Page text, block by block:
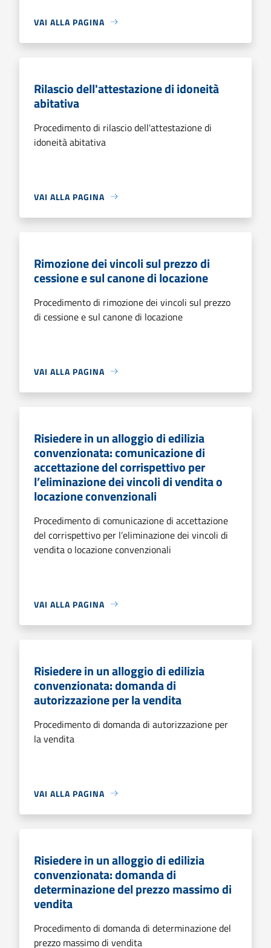
VAI ALLA PAGINA
Rilascio dell'attestazione di idoneità
abitativa
Procedimento di rilascio dell'attestazione di
idoneità abitativa
VAI ALLA PAGINA
Rimozione dei vincoli sul prezzo di
cessione e sul canone di locazione
Procedimento di rimozione dei vincoli sul prezzo
di cessione e sul canone di locazione
VAI ALLA PAGINA
Risiedere in un alloggio di edilizia
convenzionata: comunicazione di
accettazione del corrispettivo per
l’eliminazione dei vincoli di vendita o
locazione convenzionali
Procedimento di comunicazione di accettazione
del corrispettivo per l’eliminazione dei vincoli di
vendita o locazione convenzionali
VAI ALLA PAGINA
Risiedere in un alloggio di edilizia
convenzionata: domanda di
autorizzazione per la vendita
Procedimento di domanda di autorizzazione per
la vendita
VAI ALLA PAGINA
Risiedere in un alloggio di edilizia
convenzionata: domanda di
determinazione del prezzo massimo di
vendita
Procedimento di domanda di determinazione del
prezzo massimo di vendita